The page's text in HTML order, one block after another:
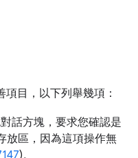
目，以下列舉幾項：
話方塊，要求您確認是
放區，因為這項操作無